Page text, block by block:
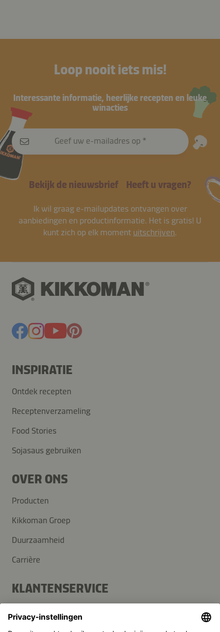
Loop nooit iets mis!
Interessante informatie, heerlijke recepten en leuke
winacties
Geef uw e-mailadres op
Bekijk de nieuwsbrief Heeft u vragen?
Ik wil graag e-mailupdates ontvangen over
aanbiedingen en productinformatie. Het is gratis! U
kunt zich op elk moment uitschrijven.
INSPIRATIE
Ontdek recepten
Receptenverzameling
Food Stories
Sojasaus gebruiken
OVER ONS
Producten
Kikkoman Groep
Duurzaamheid
Carrière
KLANTENSERVICE
Contact